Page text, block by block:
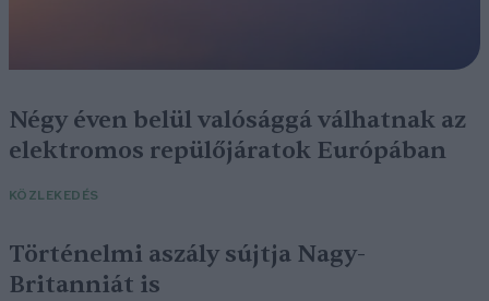
Négy éven belül valósággá válhatnak az
elektromos repülőjáratok Európában
KÖZLEKEDÉS
Történelmi aszály sújtja Nagy-
Britanniát is